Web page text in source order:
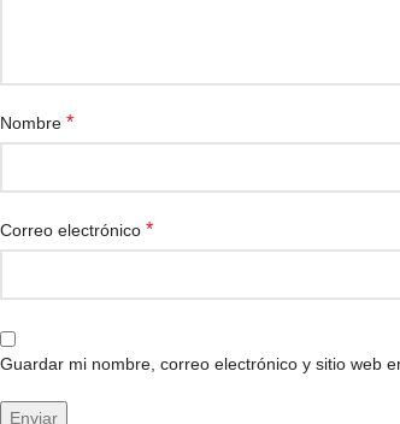
Nombre *
Correo electrónico *
Guardar mi nombre, correo electrónico y sitio web